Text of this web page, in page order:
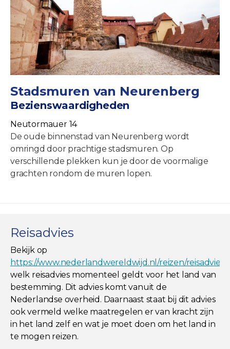
Stadsmuren van Neurenberg
Bezienswaardigheden
Neutormauer 14
De oude binnenstad van Neurenberg wordt
omringd door prachtige stadsmuren. Op
verschillende plekken kun je door de voormalige
grachten rondom de muren lopen.
Reisadvies
Bekijk op
https://www.nederlandwereldwijd.nl/reizen/
welk reisadvies momenteel geldt voor het land van
bestemming. Dit advies komt vanuit de
Nederlandse overheid. Daarnaast staat bij dit advies
ook vermeld welke maatregelen er van kracht zijn
in het land zelf en wat je moet doen om het land in
te mogen reizen.